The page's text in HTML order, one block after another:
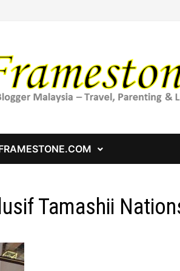
Tamashii